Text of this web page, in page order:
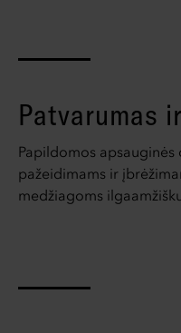
Patvarumas
Papildomos
pažeidimams ir
medžiagoms